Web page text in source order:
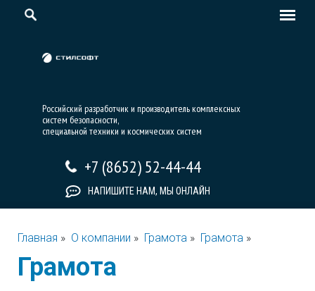
Российский разработчик и производитель комплексных
систем безопасности,
специальной техники и космических систем
+7 (8652) 52-44-44
НАПИШИТЕ НАМ, МЫ ОНЛАЙН
Главная » О компании » Грамота » Грамота »
Грамота